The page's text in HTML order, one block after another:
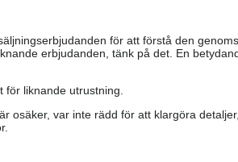
för att förstå den
erbjudanden, tänk på det. En
för liknande utrustning.
osäker, var inte rädd för att klargöra